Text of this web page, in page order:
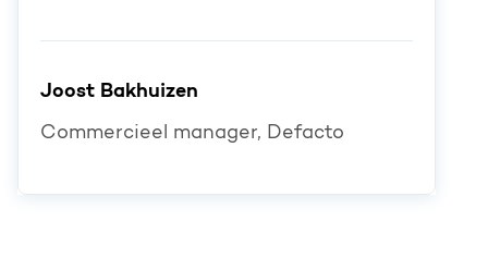
Joost Bakhuizen
Commercieel manager, Defacto